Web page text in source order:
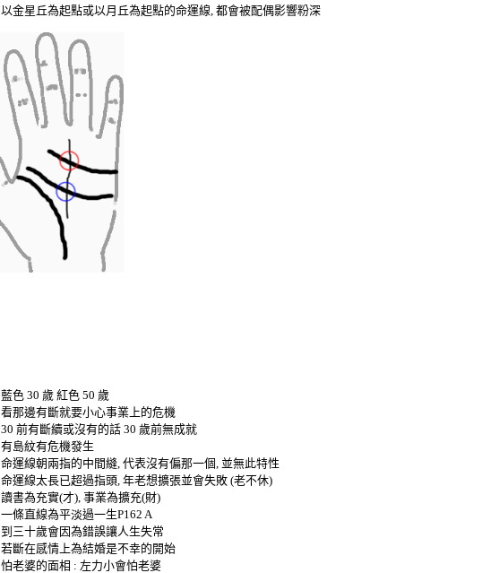
以金星丘為起點或以月丘為起點的命運線, 都會被配偶影響粉深
藍色 30 歲 紅色 50 歲
看那邊有斷就要小心事業上的危機
30 前有斷續或沒有的話 30 歲前無成就
有島紋有危機發生
命運線朝兩指的中間縫, 代表沒有偏那一個, 並無此特性
命運線太長已超過指頭, 年老想擴張並會失敗 (老不休)
讀書為充實(才), 事業為擴充(財)
一條直線為平淡過一生P162 A
到三十歲會因為錯誤讓人生失常
若斷在感情上為結婚是不幸的開始
怕老婆的面相 : 左力小會怕老婆